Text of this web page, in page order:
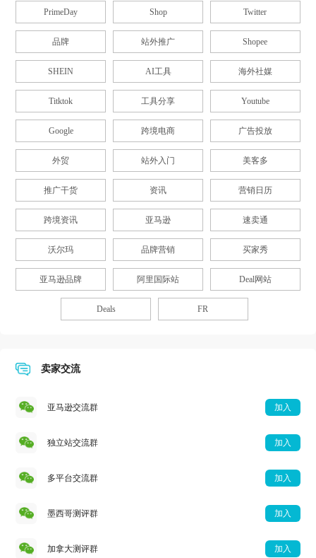
PrimeDay Shop Twitter
品牌 站外推广 Shopee
SHEIN AI工具 海外社媒
Titktok 工具分享 Youtube
Google 跨境电商 广告投放
外贸 站外入门 美客多
推广干货 资讯 营销日历
跨境资讯 亚马逊 速卖通
沃尔玛 品牌营销 买家秀
亚马逊品牌 阿里国际站 Deal网站
Deals FR
卖家交流
亚马逊交流群 加入
独立站交流群 加入
多平台交流群 加入
墨西哥测评群 加入
加拿大测评群 加入